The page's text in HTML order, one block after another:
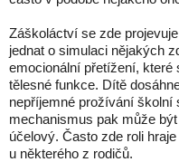
Záškoláctví se zde
jednat o simulaci nějakých
emocionální přetížení, které
tělesné funkce. Dítě
nepříjemné prožívání školní
mechanismus pak může
účelový. Často zde roli
u některého z rodičů.